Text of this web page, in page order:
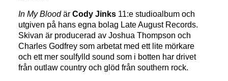
In My BloodärCody Jinks 11:e studioalbum och
utgiven på hans egna bolag Late August Records.
Skivan är producerad av Joshua Thompson och
Charles Godfrey som arbetat med ett lite mörkare
och ett mer soulfylld sound som i botten har drivet
från outlaw country och glöd från southern rock.